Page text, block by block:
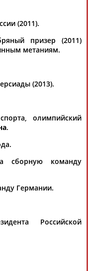
по
спортсменов
Мария
Литвиновне хотят
не будут
ВФЛА
комиссии. Вместе с
Ласицкене оставляют
лучшим
легкоатлетом
Тэйлора. В метании
- младший, с 2010
ВФЛА
(2011).
призер (2011)
метаниям.
(2013).
олимпийский
.
сборную команду
Германии.
Российской